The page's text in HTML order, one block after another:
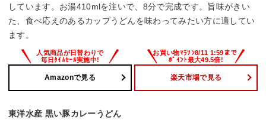
しています。お湯410mlを注いで、8分で完成です。旨味がきい
た、食べ応えのあるカップうどんを味わってみたい方に適してい
ます。
Amazonで見る 楽天市場で見る
東洋水産 黒い豚カレーうどん